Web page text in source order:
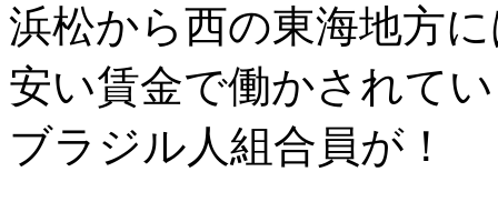
浜松から西の東海地方
安い賃金で働かされて
ブラジル人組合員が！